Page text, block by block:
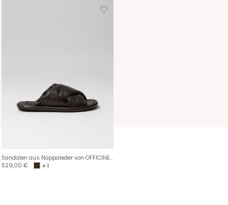
Sandalen aus Nappaleder von OFFICINE CREATIVE
529,00 € + 1